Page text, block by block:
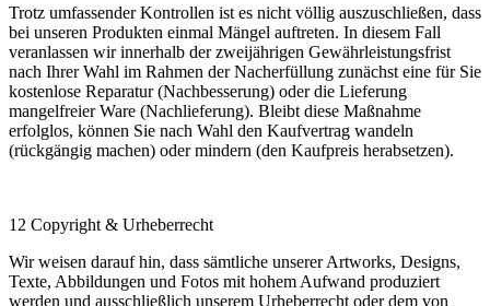
Trotz umfassender Kontrollen ist es nicht völlig auszuschließen, dass
bei unseren Produkten einmal Mängel auftreten. In diesem Fall
veranlassen wir innerhalb der zweijährigen Gewährleistungsfrist
nach Ihrer Wahl im Rahmen der Nacherfüllung zunächst eine für Sie
kostenlose Reparatur (Nachbesserung) oder die Lieferung
mangelfreier Ware (Nachlieferung). Bleibt diese Maßnahme
erfolglos, können Sie nach Wahl den Kaufvertrag wandeln
(rückgängig machen) oder mindern (den Kaufpreis herabsetzen).
12 Copyright & Urheberrecht
Wir weisen darauf hin, dass sämtliche unserer Artworks, Designs,
Texte, Abbildungen und Fotos mit hohem Aufwand produziert
werden und ausschließlich unserem Urheberrecht oder dem von